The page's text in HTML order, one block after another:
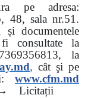
pe adresa:
48, sala nr.51.
documentele
consultate la
la
, cât şi pe
www.cfm.md
→ Licitații